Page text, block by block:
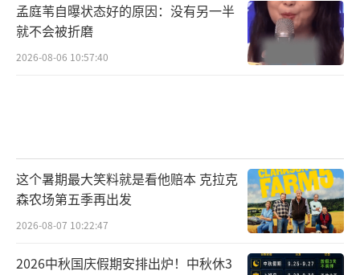
孟庭苇自曝状态好的原因：没有另一半
就不会被折磨
2026-08-06 10:57:40
这个暑期最大笑料就是看他赔本 克拉克
森农场第五季再出发
2026-08-07 10:22:47
2026中秋国庆假期安排出炉！中秋休3